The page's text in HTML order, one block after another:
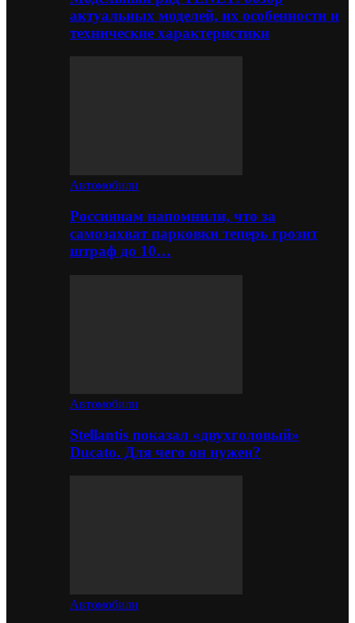
актуальных моделей, их особенности и
технические характеристики
Автомобили
Россиянам напомнили, что за
самозахват парковки теперь грозит
штраф до 10…
Автомобили
Stellantis показал «двухголовый»
Ducato. Для чего он нужен?
Автомобили